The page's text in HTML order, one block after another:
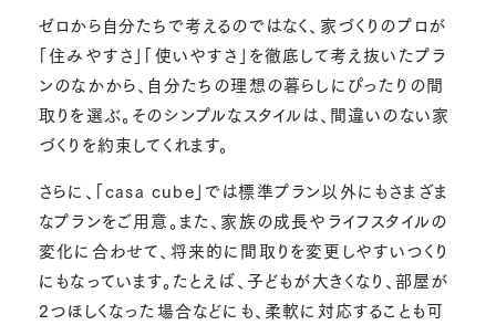
ゼロから自分たちで考えるのではなく、家づくりのプロが
「住みやすさ」「使いやすさ」を徹底して考え抜いたプラ
ンのなかから、自分たちの理想の暮らしにぴったりの間
取りを選ぶ。そのシンプルなスタイルは、間違いのない家
づくりを約束してくれます。
さらに、「casa cube」では標準プラン以外にもさまざま
なプランをご用意。また、家族の成長やライフスタイルの
変化に合わせて、将来的に間取りを変更しやすいつくり
にもなっています。たとえば、子どもが大きくなり、部屋が
2つほしくなった場合などにも、柔軟に対応することも可